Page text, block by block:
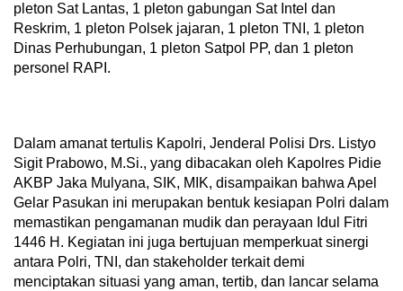
pleton Sat Lantas, 1 pleton gabungan Sat Intel dan
Reskrim, 1 pleton Polsek jajaran, 1 pleton TNI, 1 pleton
Dinas Perhubungan, 1 pleton Satpol PP, dan 1 pleton
personel RAPI.
Dalam amanat tertulis Kapolri, Jenderal Polisi Drs. Listyo
Sigit Prabowo, M.Si., yang dibacakan oleh Kapolres Pidie
AKBP Jaka Mulyana, SIK, MIK, disampaikan bahwa Apel
Gelar Pasukan ini merupakan bentuk kesiapan Polri dalam
memastikan pengamanan mudik dan perayaan Idul Fitri
1446 H. Kegiatan ini juga bertujuan memperkuat sinergi
antara Polri, TNI, dan stakeholder terkait demi
menciptakan situasi yang aman, tertib, dan lancar selama